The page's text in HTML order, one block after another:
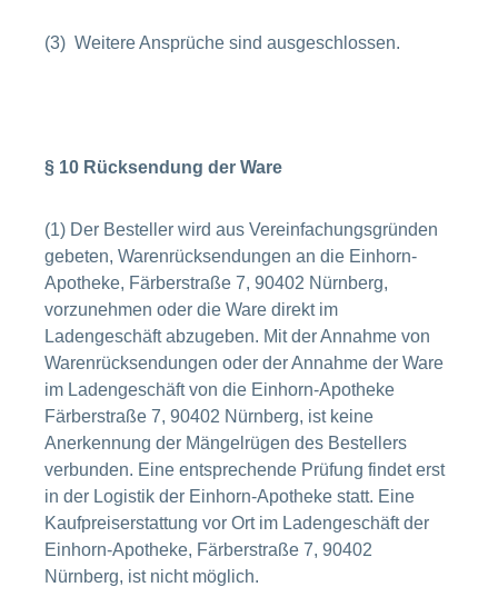
(3) Weitere Ansprüche sind ausgeschlossen.
§ 10 Rücksendung der Ware
(1) Der Besteller wird aus Vereinfachungsgründen
gebeten, Warenrücksendungen an die Einhorn-
Apotheke, Färberstraße 7, 90402 Nürnberg,
vorzunehmen oder die Ware direkt im
Ladengeschäft abzugeben. Mit der Annahme von
Warenrücksendungen oder der Annahme der Ware
im Ladengeschäft von die Einhorn-Apotheke
Färberstraße 7, 90402 Nürnberg, ist keine
Anerkennung der Mängelrügen des Bestellers
verbunden. Eine entsprechende Prüfung findet erst
in der Logistik der Einhorn-Apotheke statt. Eine
Kaufpreiserstattung vor Ort im Ladengeschäft der
Einhorn-Apotheke, Färberstraße 7, 90402
Nürnberg, ist nicht möglich.